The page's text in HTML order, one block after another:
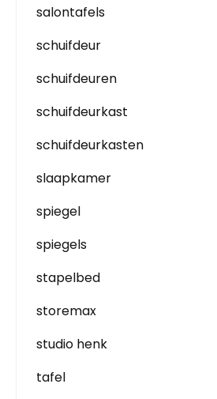
salontafels
schuifdeur
schuifdeuren
schuifdeurkast
schuifdeurkasten
slaapkamer
spiegel
spiegels
stapelbed
storemax
studio henk
tafel